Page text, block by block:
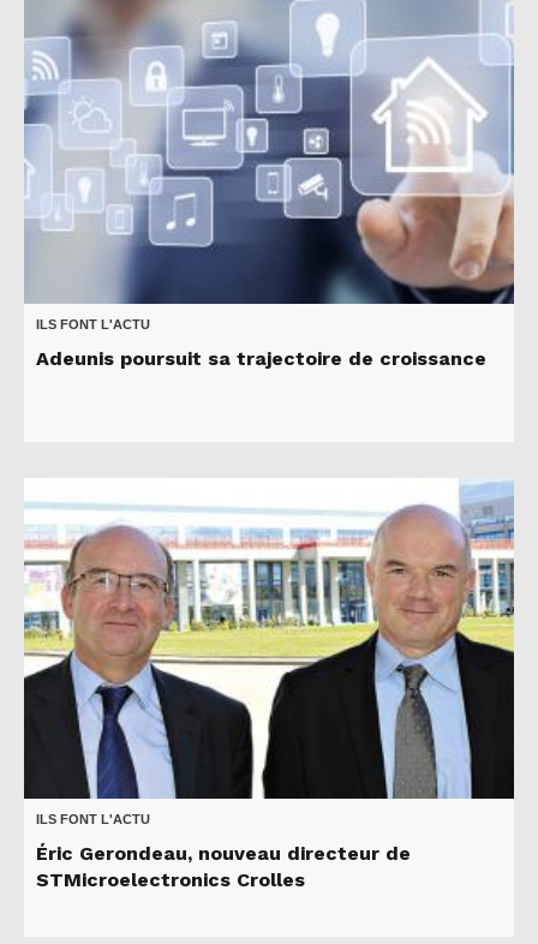
ILS FONT L'ACTU
Adeunis poursuit sa trajectoire de croissance
ILS FONT L'ACTU
Éric Gerondeau, nouveau directeur de
STMicroelectronics Crolles